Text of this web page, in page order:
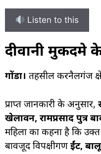
Listen to this
दीवानी मुकदमे
गोंडा। तहसील करनैलगंज
प्राप्त जानकारी के अनुसार,
खेलावन, रामप्रसाद पुत्र
महिला का कहना है कि
बावजूद विपक्षीगणईंट,